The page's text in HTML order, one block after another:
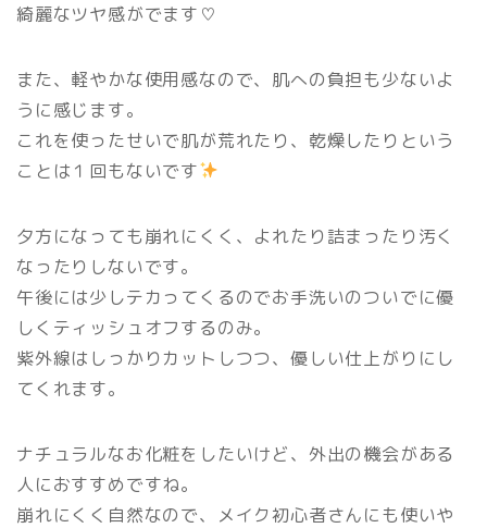
綺麗なツヤ感がでます♡
また、軽やかな使用感なので、肌への負担も少ないよ
うに感じます。
これを使ったせいで肌が荒れたり、乾燥したりという
ことは１回もないです
夕方になっても崩れにくく、よれたり詰まったり汚く
なったりしないです。
午後には少しテカってくるのでお手洗いのついでに優
しくティッシュオフするのみ。
紫外線はしっかりカットしつつ、優しい仕上がりにし
てくれます。
ナチュラルなお化粧をしたいけど、外出の機会がある
人におすすめですね。
崩れにくく自然なので、メイク初心者さんにも使いや